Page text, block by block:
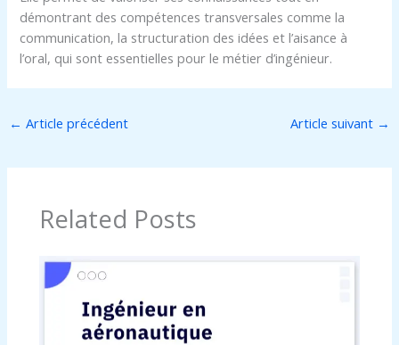
démontrant des compétences transversales comme la
communication, la structuration des idées et l’aisance à
l’oral, qui sont essentielles pour le métier d’ingénieur.
← Article précédent Article suivant →
Related Posts